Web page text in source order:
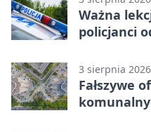
Ważna
policjanci
3 sierpnia 2026
Fałszywe